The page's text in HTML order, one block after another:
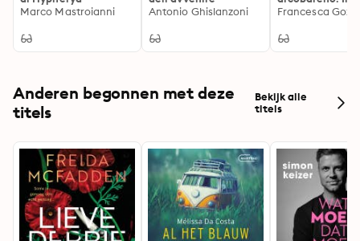
Marco Mastroianni
Antonio Ghislanzoni
il male
Francesca Gozzi
Anderen begonnen met deze
titels
Bekijk alle
titels